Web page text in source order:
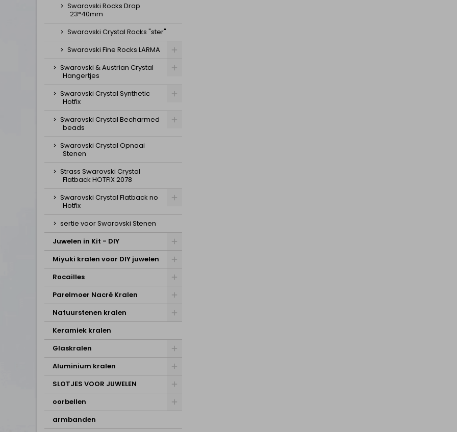
Swarovski Rocks Drop
23*40mm
Swarovski Crystal Rocks "ster"
Swarovski Fine Rocks LARMA
Swarovski & Austrian Crystal
Hangertjes
Swarovski Crystal Synthetic
Hotfix
Swarovski Crystal Becharmed
beads
Swarovski Crystal Opnaai
Stenen
Strass Swarovski Crystal
Flatback HOTFIX 2078
Swarovski Crystal Flatback no
Hotfix
sertie voor Swarovski Stenen
Juwelen in Kit - DIY
Miyuki kralen voor DIY juwelen
Rocailles
Parelmoer Nacré Kralen
Natuurstenen kralen
Keramiek kralen
Glaskralen
Aluminium kralen
SLOTJES VOOR JUWELEN
oorbellen
armbanden